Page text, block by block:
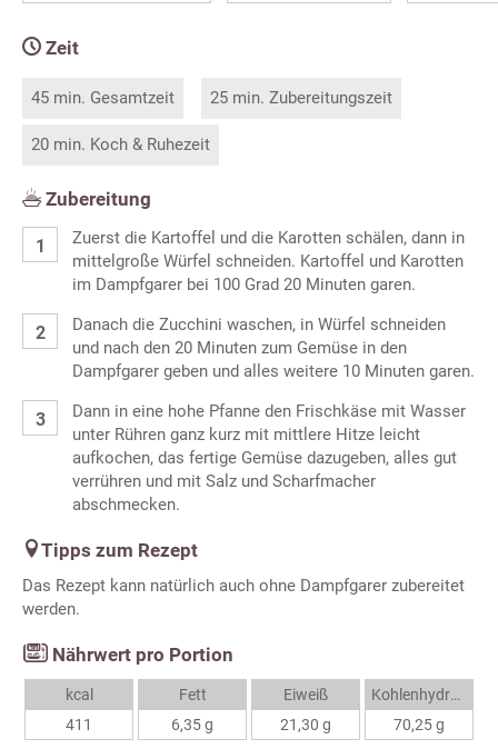
Zeit
45 min. Gesamtzeit 25 min. Zubereitungszeit
20 min. Koch & Ruhezeit
Zubereitung
Zuerst die Kartoffel und die Karotten schälen, dann in
mittelgroße Würfel schneiden. Kartoffel und Karotten
im Dampfgarer bei 100 Grad 20 Minuten garen.
Danach die Zucchini waschen, in Würfel schneiden
und nach den 20 Minuten zum Gemüse in den
Dampfgarer geben und alles weitere 10 Minuten garen.
Dann in eine hohe Pfanne den Frischkäse mit Wasser
unter Rühren ganz kurz mit mittlere Hitze leicht
aufkochen, das fertige Gemüse dazugeben, alles gut
verrühren und mit Salz und Scharfmacher
abschmecken.
Tipps zum Rezept
Das Rezept kann natürlich auch ohne Dampfgarer zubereitet
werden.
Nährwert pro Portion
kcal
411
Fett
6,35 g
Eiweiß
21,30 g
Kohlenhydrate
70,25 g